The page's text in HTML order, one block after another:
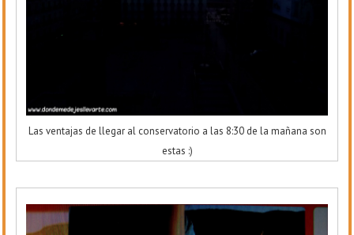
Las ventajas de llegar al conservatorio a las 8:30 de la mañana son
estas :)